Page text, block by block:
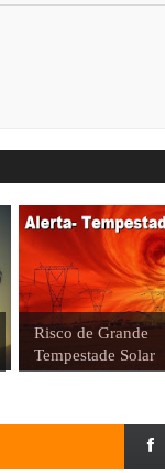
Risco de Grande
Tempestade Solar